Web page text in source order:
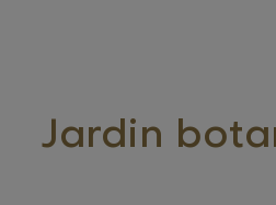
Jardin